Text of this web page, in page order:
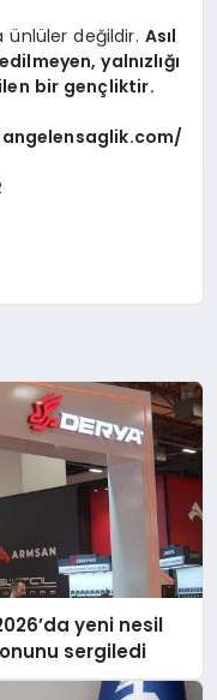
ünlüler değildir. Asıl
yalnızlığı
bir gençliktir.
yeni nesil
sergiledi